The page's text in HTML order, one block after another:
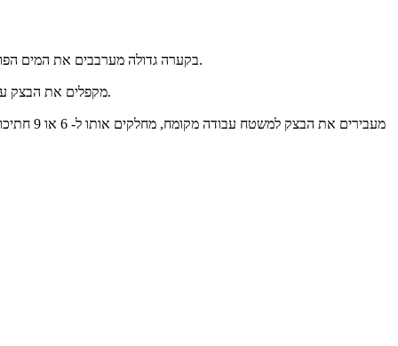
בקערה גדולה מערבבים את המים הפושרים, השמרים והסוכר, מוסיפים את הקמח והמלח, ומערבבים בעזרת מרית עד שמתקבל בצק אחיד ודביק. הבצק צריך להיות רך ודביק יחסית.
מקפלים את הבצק עם הידיים ומרכזים אותו חזרה לכדור. אם הוא נדבק - מרטיבים או משמנים מעט את הידיים. מכסים שוב ונותנים לבצק לנוח כ- 15 דקות נוספות.